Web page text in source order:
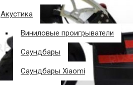
Акустика
Виниловые проигрыватели
Саундбары
Саундбары Xiaomi